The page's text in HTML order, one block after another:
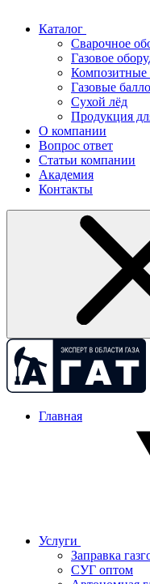
Каталог
Сварочное
Газовое
Композитные
Газовые
Сухой лёд
Продукция
О компании
Вопрос ответ
Статьи компании
Академия
Контакты
Главная
Услуги
Заправка
СУГ оптом